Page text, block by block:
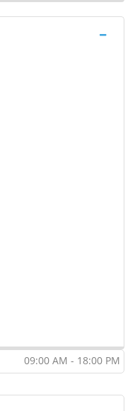
09:00 AM - 18:00 PM